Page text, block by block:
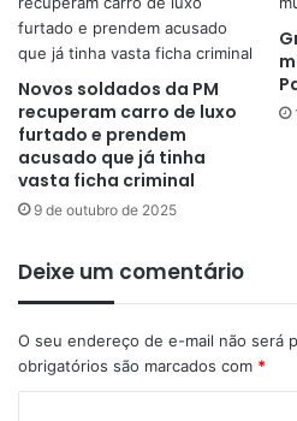
Novos soldados da PM
recuperam carro de luxo
furtado e prendem
acusado que já tinha
vasta ficha criminal
9 de outubro de 2025
Deixe um comentário
O seu endereço de e-mail não será
obrigatórios são marcados com *